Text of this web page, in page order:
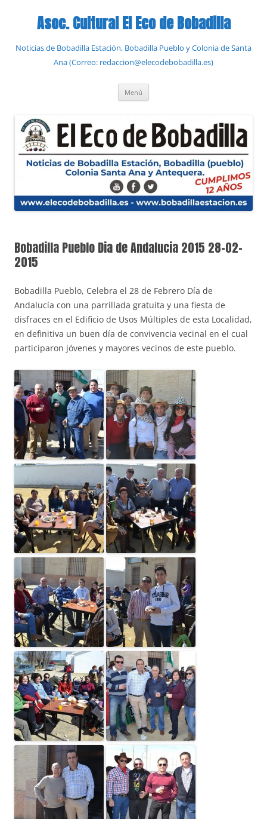
contenidoAsoc. Cultural El Eco de Bobadilla
Noticias de Bobadilla Estación, Bobadilla Pueblo y Colonia de Santa
Ana (Correo: redaccion@elecodebobadilla.es)
Menú
Bobadilla Pueblo Dia de Andalucia 2015 28-02-
2015
Bobadilla Pueblo, Celebra el 28 de Febrero Día de
Andalucía con una parrillada gratuita y una fiesta de
disfraces en el Edificio de Usos Múltiples de esta Localidad,
en definitiva un buen día de convivencia vecinal en el cual
participaron jóvenes y mayores vecinos de este pueblo.